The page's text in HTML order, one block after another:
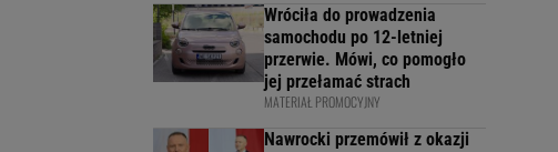
Wróciła do prowadzenia
samochodu po 12-letniej
przerwie. Mówi, co pomogło
jej przełamać strach
MATERIAŁ PROMOCYJNY
Nawrocki przemówił z okazji